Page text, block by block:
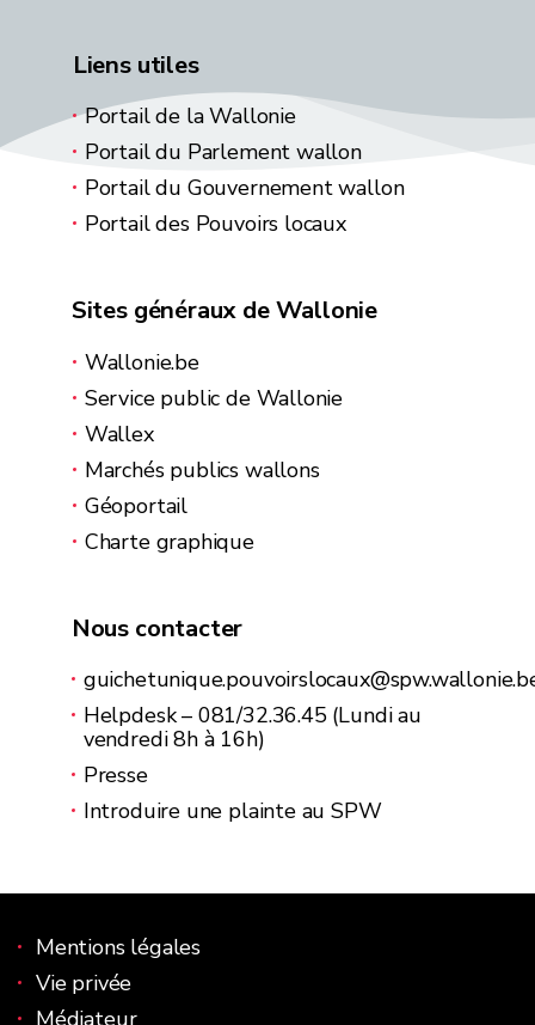
Liens utiles
Portail de la Wallonie
Portail du Parlement wallon
Portail du Gouvernement wallon
Portail des Pouvoirs locaux
Sites généraux de Wallonie
Wallonie.be
Service public de Wallonie
Wallex
Marchés publics wallons
Géoportail
Charte graphique
Nous contacter
Helpdesk – 081/32.36.45 (Lundi au
vendredi 8h à 16h)
Presse
Introduire une plainte au SPW
Mentions légales
Vie privée